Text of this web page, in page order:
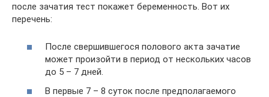
после зачатия тест покажет беременность. Вот их
перечень:
После свершившегося полового акта зачатие
может произойти в период от нескольких часов
до 5 – 7 дней.
В первые 7 – 8 суток после предполагаемого